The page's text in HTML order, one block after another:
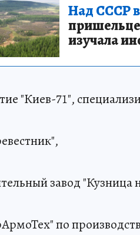
Над СССР
изучала
"Киев-71",
завод "Кузница
по